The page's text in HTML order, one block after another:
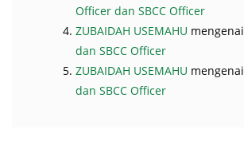
Officer dan SBCC Officer
ZUBAIDAH USEMAHU mengenai
dan SBCC Officer
ZUBAIDAH USEMAHU mengenai
dan SBCC Officer